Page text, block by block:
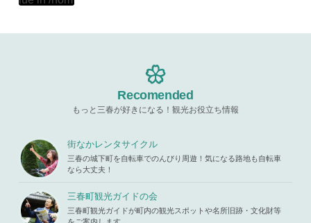
Warning: A
parts/picu
p.phpon li
ne19
hemes/mih
up.phpon l
iharukoma.
com/public
_html/wp-c
ontent/the
mes/mihar
u/template-
parts/picu
p.phpon li
ma.com/pu
ttempt to re
ad property
"ID" on null
in/home/x
iharukoma.
com/public
Recomended
もっと三春が好きになる！観光お役立ち情報
街なかレンタサイクル
三春の城下町を自転車でのんびり周遊！気になる路地も自転車
なら大丈夫！
三春町観光ガイドの会
三春町観光ガイドが町内の観光スポットや名所旧跡・文化財等